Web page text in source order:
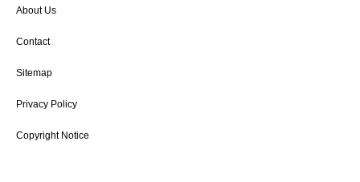
About Us
Contact
Sitemap
Privacy Policy
Copyright Notice